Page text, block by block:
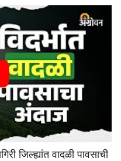
जिल्ह्यांत वादळी पावसाची